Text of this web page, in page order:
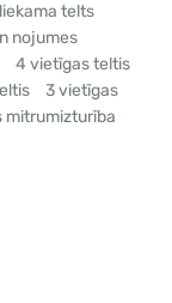
telts
nojumes
4 vietīgas teltis
3 vietīgas
mitrumizturība